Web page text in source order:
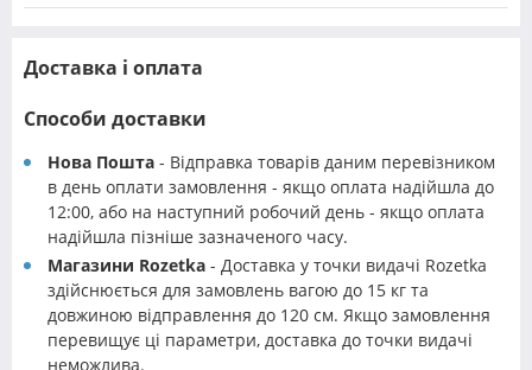
Доставка і оплата
Способи доставки
Нова Пошта - Відправка товарів даним перевізником
в день оплати замовлення - якщо оплата надійшла до
12:00, або на наступний робочий день - якщо оплата
надійшла пізніше зазначеного часу.
Магазини Rozetka - Доставка у точки видачі Rozetka
здійснюється для замовлень вагою до 15 кг та
довжиною відправлення до 120 см. Якщо замовлення
перевищує ці параметри, доставка до точки видачі
неможлива.